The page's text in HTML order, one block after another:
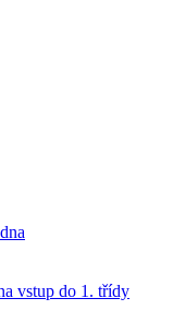
vstup do 1. třídy